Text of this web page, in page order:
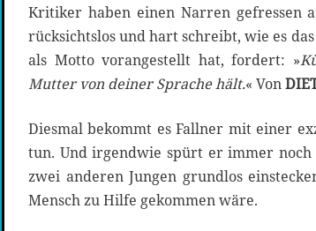
Kritiker haben einen Narren gefressen
rücksichtslos und hart schreibt, wie es
als Motto vorangestellt hat, fordert: »
Mutter von deiner Sprache hält.« Von
Diesmal bekommt es Fallner mit einer
tun. Und irgendwie spürt er immer noch
zwei anderen Jungen grundlos
Mensch zu Hilfe gekommen wäre.